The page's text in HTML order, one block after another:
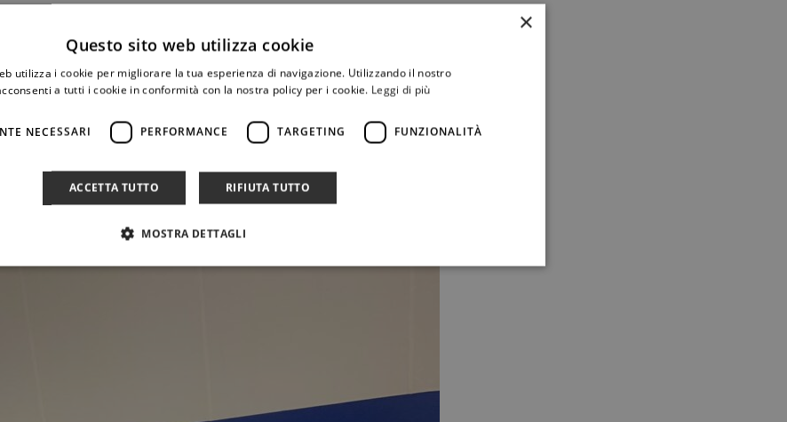
6-4
– 𝑮𝒂𝒃𝒓𝒊𝒆𝒍𝒆 𝑷𝒊𝒓𝒂𝒊𝒏𝒐 3-6 6-6-4 10-6
Umberto Giovannini – Filippo Giovannini 7-5 6-4
campi in erba sintetica di Santa Margherita Ligure.
×
Questo sito web utilizza cookie
utilizza i cookie per migliorare la tua esperienza di navigazione. Utilizzando il nostro
a tutti i cookie in conformità con la nostra policy per i cookie. Leggi di più
NECESSARI PERFORMANCE TARGETING FUNZIONALITÀ
ACCETTA TUTTO RIFIUTA TUTTO
MOSTRA DETTAGLI